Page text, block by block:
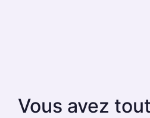
Vous avez